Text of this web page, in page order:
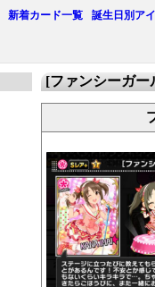
新着カード一覧 誕生日別ア
[ファンシーガー